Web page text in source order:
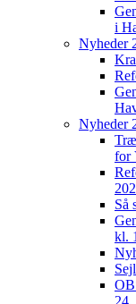
i
Nyheder
Nyheder
for
Så
kl.
24.